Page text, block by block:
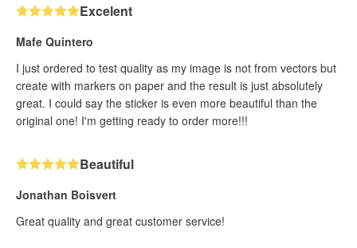
Excelent
Mafe Quintero
I just ordered to test quality as my image is not from vectors but
create with markers on paper and the result is just absolutely
great. I could say the sticker is even more beautiful than the
original one! I'm getting ready to order more!!!
Beautiful
Jonathan Boisvert
Great quality and great customer service!